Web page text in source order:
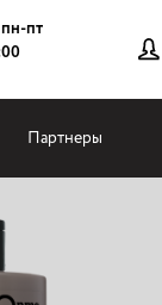
пт
Партнеры